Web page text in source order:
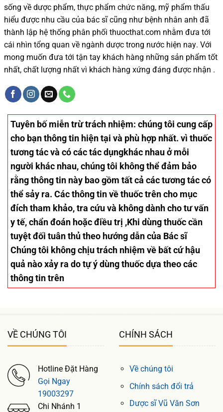
sống về dược phẩm, thực phẩm chức năng, mỹ phẩm thấu
hiểu được nhu cầu của bác sĩcũng như bệnh nhân anh đã
thành lập hệ thống phân phối thuocthat.com nhằm đưa tới
cái nhìn tổng quan về ngành dược trong nước hiện nay. Với
mong muốn đưa tới tận tay khách hàng những sản phẩm tốt
nhất, chất lượng nhất vì khách hàng xứng đáng được nhận .
Tuyên bố miễn trừ trách nhiệm: chúng tôi cung cấp
cho bạn thông tin hiện tại và phù hợp nhất. vì thuốc
tương tác và có các tác dụngkhác nhau ở mỗi
người khác nhau, chúng tôi không thể đảm bảo
rằng thông tin này bao gồm tất cả các tương tác có
thể sảy ra. Các thông tin về thuốc trên cho mục
đích tham khảo, tra cứu và không dành cho tư vấn
y tế, chẩn đoán hoặc điều trị ,Khi dùng thuốc cần
tuyệt đối tuân thủ theo hướng dẫn của Bác sĩ
Chúng tôi không chịu trách nhiệm về bất cứ hậu
quả nào xảy ra do tự ý dùng thuốc dựa theo các
thông tin trên
VỀ CHÚNG TÔI
Hotline Đặt Hàng
Gọi Ngay
19003297
Chi Nhánh 1
CHÍNH SÁCH
Về chúng tôi
Chính sách đổi trả
Dược sĩ Vũ Văn Sơn